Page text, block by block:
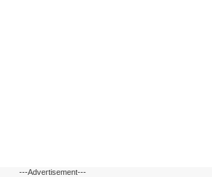
---Advertisement---